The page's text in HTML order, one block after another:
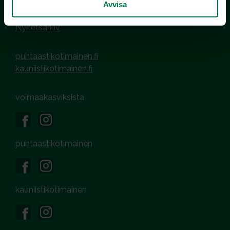
Avvisa
Logon och broschyrer
Nyhetsarkiv
puhtaastikotimainen.fi
kauniistikotimainen.fi
voimaakasviksista
puhtaastikotimainen
kauniistikotimainen